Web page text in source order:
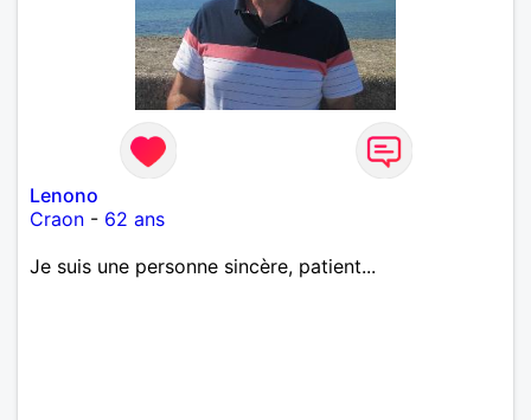
Lenono
Craon - 62 ans
Je suis une personne sincère, patient...